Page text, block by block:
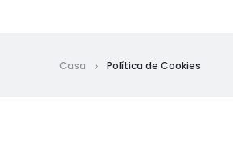
Casa Política de Cookies